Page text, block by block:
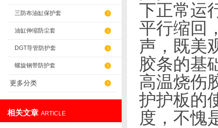
三防布油缸保护套
油缸伸缩防尘套
DGT导管防护套
螺旋钢带防护套
更多分类
相关文章 ARTICLE
下正常运
平行缩回
声，既美
胶条的基
高温烧伤
护护板的
度，不愧